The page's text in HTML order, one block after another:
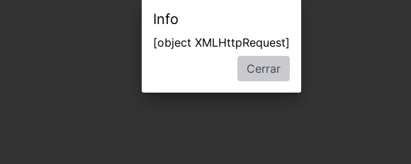
Info
[object XMLHttpRequest]
Cerrar